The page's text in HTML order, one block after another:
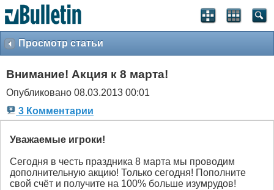
Просмотр статьи
Внимание! Акция к 8 марта!
Опубликовано 08.03.2013 00:01
3 Комментарии
Уважаемые игроки!
Сегодня в честь праздника 8 марта мы проводим
дополнительную акцию! Только сегодня! Пополните
свой счёт и получите на 100% больше изумрудов!